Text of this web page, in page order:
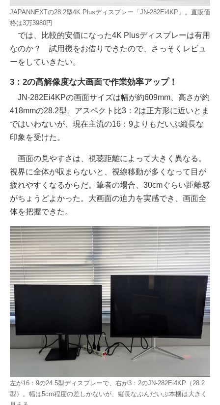
JAPANNEXTの28.2型4K Plusディスプレー「JN-282Ei4KP」。直販価
格は3万3980円
では、比較的安価になった4K Plusディスプレーは有用
なのか？ 試用機をお借りできたので、さっそくレビュ
ーをしていきたい。
3：2の高解像度な大画面で作業効率アップ！
JN-282Ei4KPの画面サイズは幅が約609mm、高さが約
418mmの28.2型。アスペクト比3：2は正方形に近いとま
ではいわないが、現在主流の16：9よりもだいぶ縦長な
印象を受けた。
画面の見やすさは、視聴距離によって大きく異なる。
視界に全体が収まらないと、視線移動が多くなって目が
疲れやすくなるからだ。筆者の場合、30cmぐらい距離感
がちょうどよかった。大画面の迫力を実感でき、画面全
体を把握できた。
左が16：9の24.5型ディスプレーで、右が3：2のJN-282Ei4KP（28.2
型）。幅は5cm程度の差しかないが、縦長なぶんだいぶ本機は大きく